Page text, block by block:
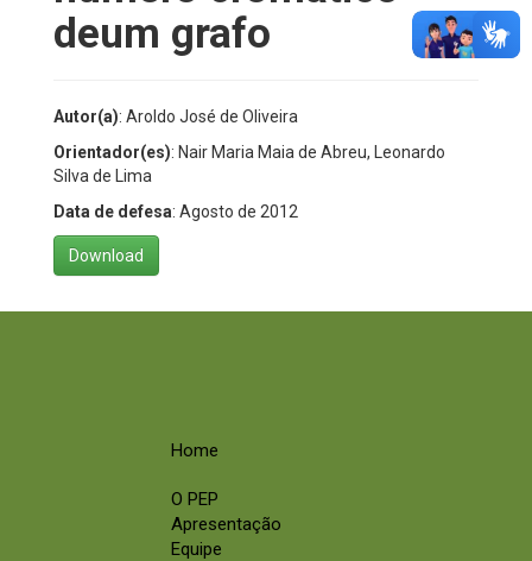
deum grafo
Autor(a): Aroldo José de Oliveira
Orientador(es): Nair Maria Maia de Abreu, Leonardo
Silva de Lima
Data de defesa: Agosto de 2012
Download
Home
O PEP
Apresentação
Equipe